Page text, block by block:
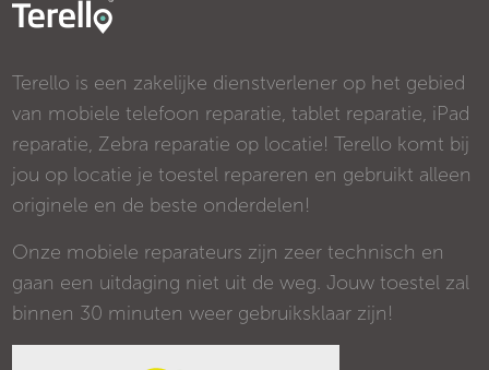
Terello is een zakelijke dienstverlener op het gebied
van mobiele telefoon reparatie, tablet reparatie, iPad
reparatie, Zebra reparatie op locatie! Terello komt bij
jou op locatie je toestel repareren en gebruikt alleen
originele en de beste onderdelen!
Onze mobiele reparateurs zijn zeer technisch en
gaan een uitdaging niet uit de weg. Jouw toestel zal
binnen 30 minuten weer gebruiksklaar zijn!